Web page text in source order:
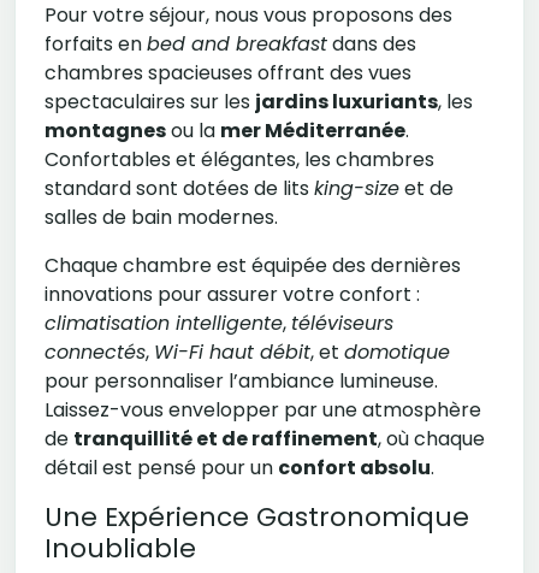
Pour votre séjour, nous vous proposons des
forfaits enbed and breakfastdans des
chambres spacieuses offrant des vues
spectaculaires sur les jardins luxuriants, les
montagnesou la mer Méditerranée.
Confortables et élégantes, les chambres
standard sont dotées de lits king-sizeet de
salles de bain modernes.
Chaque chambre est équipée des dernières
innovations pour assurer votre confort :
climatisation intelligente, téléviseurs
connectés, Wi-Fi haut débit, et domotique
pour personnaliser l’ambiance lumineuse.
Laissez-vous envelopper par une atmosphère
de tranquillité et de raffinement, où chaque
détail est pensé pour un confort absolu.
Une Expérience Gastronomique
Inoubliable